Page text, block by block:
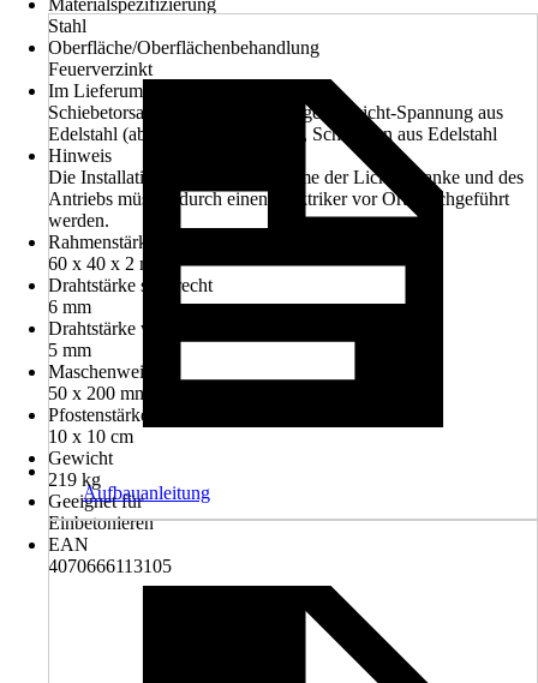
Materialspezifizierung
Stahl
Oberfläche/Oberflächenbehandlung
Feuerverzinkt
Im Lieferumfang enthalten
Schiebetorsatz mit Laufrollen, Gegengewicht-Spannung aus
Edelstahl (ab 5000 mm Torbreite), Schrauben aus Edelstahl
Hinweis
Die Installation und Inbetriebnahme der Lichtschranke und des
Antriebs müssen durch einen Elektriker vor Ort durchgeführt
werden.
Rahmenstärke
60 x 40 x 2 mm
Drahtstärke senkrecht
6 mm
Drahtstärke waagerecht
5 mm
Maschenweite
50 x 200 mm
Pfostenstärke
10 x 10 cm
Gewicht
219 kg
Geeignet für
Einbetonieren
EAN
4070666113105
Aufbauanleitung